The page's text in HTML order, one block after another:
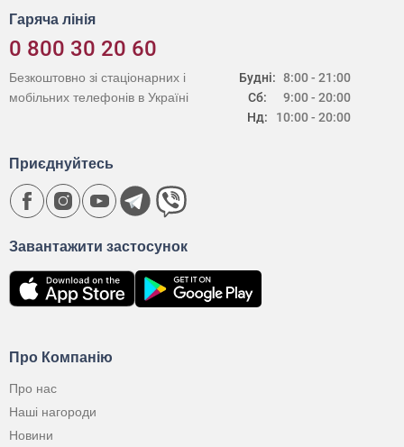
Гаряча лінія
0 800 30 20 60
Будні:
Сб:
Нд:
8:00 - 21:00
9:00 - 20:00
10:00 - 20:00
Безкоштовно зі стаціонарних і
мобільних телефонів в Україні
Про Компанію
Про нас
Наші нагороди
Новини
Завантажити застосунок
Приєднуйтесь